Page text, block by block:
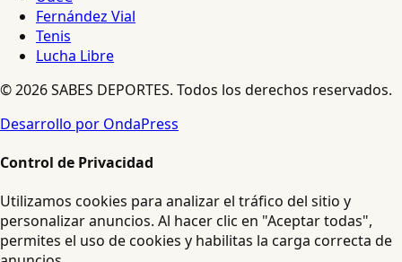
Fernández Vial
Tenis
Lucha Libre
© 2026 SABES DEPORTES. Todos los derechos reservados.
Desarrollo por OndaPress
Control de Privacidad
Utilizamos cookies para analizar el tráfico del sitio y
personalizar anuncios. Al hacer clic en "Aceptar todas",
permites el uso de cookies y habilitas la carga correcta de